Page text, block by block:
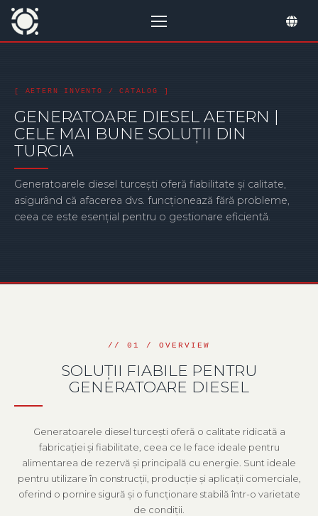
GENERATOARE DIESEL AETERN |
CELE MAI BUNE SOLUȚII DIN
TURCIA
Generatoarele diesel turcești oferă fiabilitate și calitate,
asigurând că afacerea dvs. funcționează fără probleme,
ceea ce este esențial pentru o gestionare eficientă.
SOLUȚII FIABILE PENTRU
GENERATOARE DIESEL
Generatoarele diesel turcești oferă o calitate ridicată a
fabricației și fiabilitate, ceea ce le face ideale pentru
alimentarea de rezervă și principală cu energie. Sunt ideale
pentru utilizare în construcții, producție și aplicații comerciale,
oferind o pornire sigură și o funcționare stabilă într-o varietate
de condiții.